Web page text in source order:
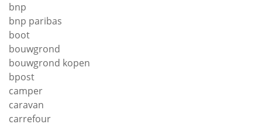
bnp
bnp paribas
boot
bouwgrond
bouwgrond kopen
bpost
camper
caravan
carrefour